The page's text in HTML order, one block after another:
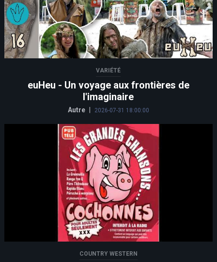
VARIÉTÉ
euHeu - Un voyage aux frontières de
l'imaginaire
Autre 2026-07-31 18:00:00
COUNTRY WESTERN